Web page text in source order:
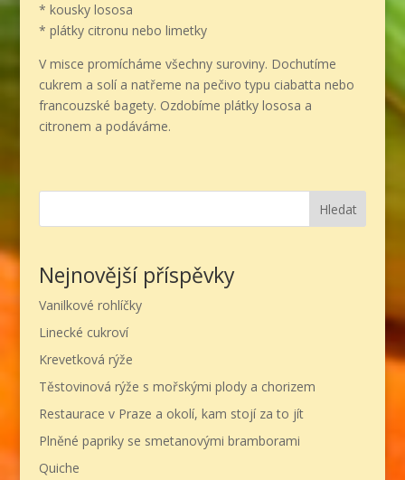
* kousky lososa
* plátky citronu nebo limetky
V misce promícháme všechny suroviny. Dochutíme
cukrem a solí a natřeme na pečivo typu ciabatta nebo
francouzské bagety. Ozdobíme plátky lososa a
citronem a podáváme.
Hledat
Nejnovější příspěvky
Vanilkové rohlíčky
Linecké cukroví
Krevetková rýže
Těstovinová rýže s mořskými plody a chorizem
Restaurace v Praze a okolí, kam stojí za to jít
Plněné papriky se smetanovými bramborami
Quiche